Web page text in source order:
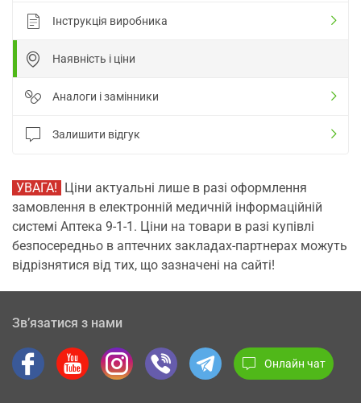
Інструкція виробника
Наявність і ціни
Аналоги і замінники
Залишити відгук
УВАГА! Ціни актуальні лише в разі оформлення
замовлення в електронній медичній інформаційній
системі Аптека 9-1-1. Ціни на товари в разі купівлі
безпосередньо в аптечних закладах-партнерах можуть
відрізнятися від тих, що зазначені на сайті!
Зв’язатися з нами
Онлайн чат